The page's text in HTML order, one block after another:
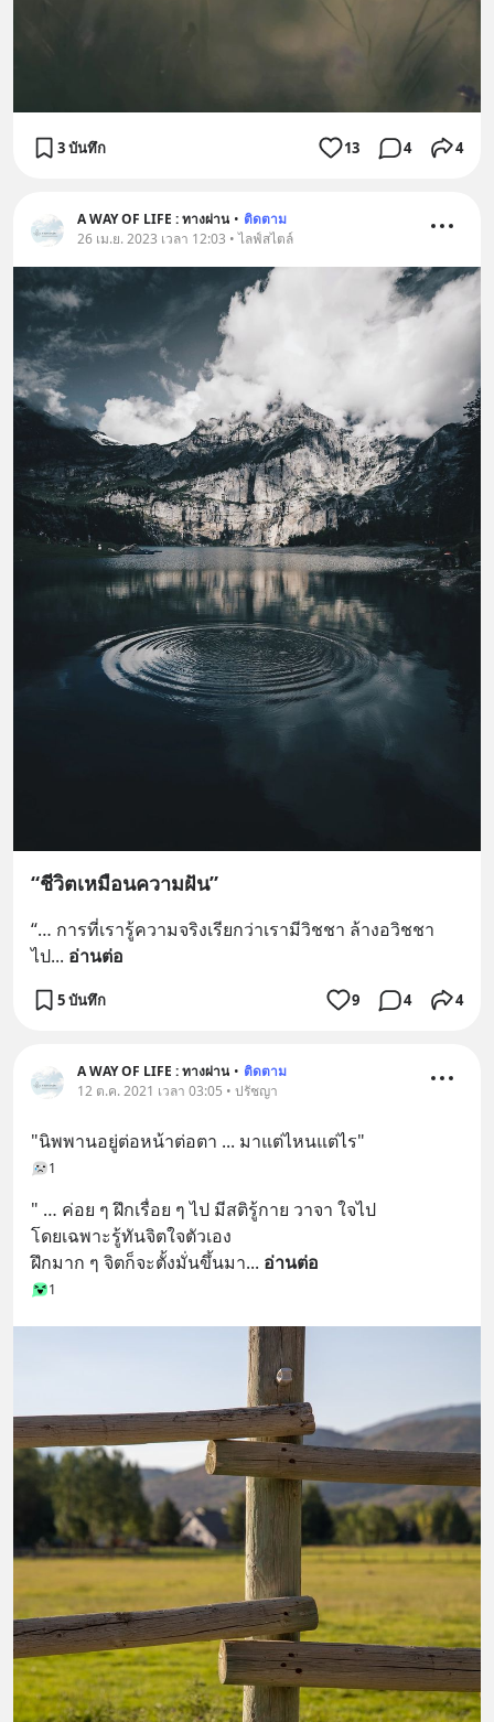
3 บันทึก 13 4 4
A WAY OF LIFE : ทางผ่าน • ติดตาม
26 เม.ย. 2023 เวลา 12:03 • ไลฟ์สไตล์
“ชีวิตเหมือนความฝัน”
“… การที่เรารู้ความจริงเรียกว่าเรามีวิชชา ล้างอวิชชา
ไป... อ่านต่อ
5 บันทึก 9 4 4
A WAY OF LIFE : ทางผ่าน • ติดตาม
12 ต.ค. 2021 เวลา 03:05 • ปรัชญา
"นิพพานอยู่ต่อหน้าต่อตา ... มาแต่ไหนแต่ไร"
1
" … ค่อย ๆ ฝึกเรื่อย ๆ ไป มีสติรู้กาย วาจา ใจไป
โดยเฉพาะรู้ทันจิตใจตัวเอง
ฝึกมาก ๆ จิตก็จะตั้งมั่นขึ้นมา... อ่านต่อ
1